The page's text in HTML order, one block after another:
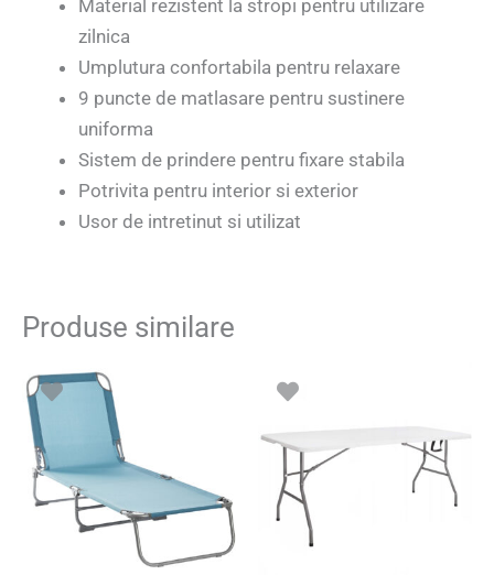
Material rezistent la stropi pentru utilizare
zilnica
Umplutura confortabila pentru relaxare
9 puncte de matlasare pentru sustinere
uniforma
Sistem de prindere pentru fixare stabila
Potrivita pentru interior si exterior
Usor de intretinut si utilizat
Produse similare
fost:
229.00 lei.
159.01